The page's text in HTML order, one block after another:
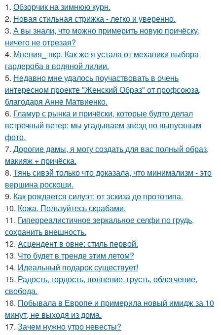
1. Обзорчик на зимнюю курн.
2. Новая стильная стрижка - легко и уверенно.
3. А вы знали, что можно примерить новую причёску,
ничего не отрезая?
4. Мнения_ пкр. Как же я устала от механики выбора
гардероба в водяной лилии.
5. Недавно мне удалось поучаствовать в очень
интересном проекте "Женский Образ" от профсоюза,
благодаря Анне Матвиенко.
6. Гламур с рынка и причёски, которые будто делал
встречный ветер: мы угадываем звёзд по выпускным
фото.
7. Дорогие дамы, я могу создать для вас полный образ,
макияж + причёска.
8. Тянь сивэй только что доказала, что минимализм - это
вершина роскоши.
9. Как рождается силуэт: от эскиза до прототипа.
10. Кожа. Пользуйтесь скрабами.
11. Гиперреалистичное зеркальное селфи по грудь,
сохранить внешность.
12. Асцендент в овне: стиль первой.
13. Что будет в тренде этим летом?
14. Идеальный подарок существует!
15. Радость, гордость, волнение, грусть, облегчение,
свобода.
16. Побывала в Европе и примерила новый имидж за 10
минут, не выходя из дома.
17. Зачем нужно утро невесты?